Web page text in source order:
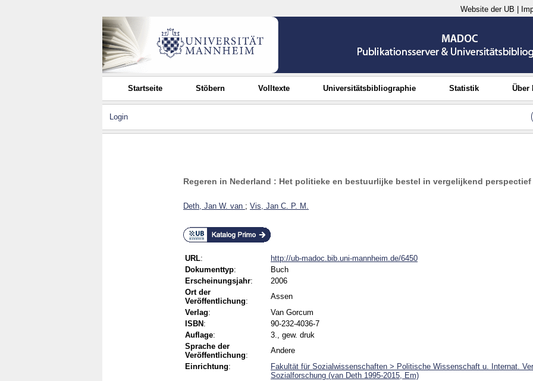
Website der UB
Startseite Stöbern Volltexte Universitätsbibliographie Statistik Über
Login
Regeren in Nederland : Het politieke en bestuurlijke bestel in vergelijkend perspectief
Deth, Jan W. van ; Vis, Jan C. P. M.
URL:
http://ub-madoc.bib.uni-mannheim.de/6450
Dokumenttyp:
Buch
Erscheinungsjahr:
2006
Ort der
Veröffentlichung:
Assen
Verlag:
Van Gorcum
ISBN :
90-232-4036-7
Auflage:
3., gew. druk
Sprache der
Veröffentlichung:
Andere
Einrichtung:
Fakultät für Sozialwissenschaften > Politische Wissenschaft u. Internat.
Sozialforschung (van Deth 1995-2015, Em)